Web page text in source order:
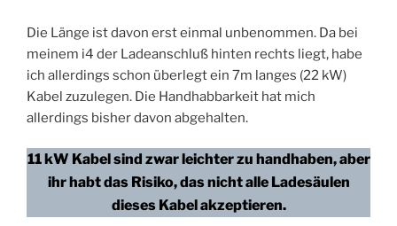
Die Länge ist davon erst einmal unbenommen. Da bei
meinem i4 der Ladeanschluß hinten rechts liegt, habe
ich allerdings schon überlegt ein 7m langes (22 kW)
Kabel zuzulegen. Die Handhabbarkeit hat mich
allerdings bisher davon abgehalten.
11 kW Kabel sind zwar leichter zu handhaben, aber
ihr habt das Risiko, das nicht alle Ladesäulen
dieses Kabel akzeptieren.